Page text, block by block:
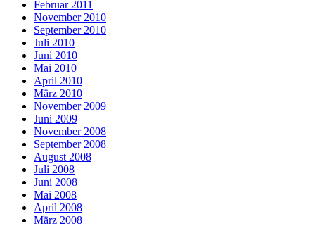
Februar 2011
November 2010
September 2010
Juli 2010
Juni 2010
Mai 2010
April 2010
März 2010
November 2009
Juni 2009
November 2008
September 2008
August 2008
Juli 2008
Juni 2008
Mai 2008
April 2008
März 2008